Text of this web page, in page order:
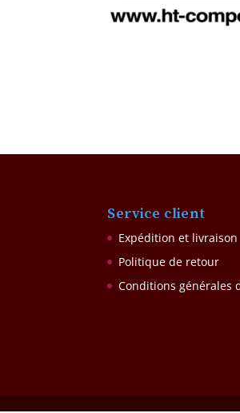
Service client
Expédition et livraison
Politique de retour
Conditions générales